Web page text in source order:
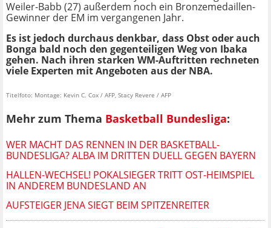
Weiler-Babb (27) außerdem noch ein Bronzemedaillen-
Gewinner der EM im vergangenen Jahr.
Es ist jedoch durchaus denkbar, dass Obst oder auch
Bonga bald noch den gegenteiligen Weg von Ibaka
gehen. Nach ihren starken WM-Auftritten rechneten
viele Experten mit Angeboten aus der NBA.
Titelfoto: Montage: Kevin C. Cox / AFP, Stacy Revere / AFP
Mehr zum Thema Basketball Bundesliga:
WER MACHT DAS RENNEN IN DER BASKETBALL-
BUNDESLIGA? ALBA IM DRITTEN DUELL GEGEN BAYERN
HALLEN-WECHSEL! POKALSIEGER TRITT OST-HEIMSPIEL
IN ANDEREM BUNDESLAND AN
AUFSTEIGER JENA SIEGT BEIM SPITZENREITER